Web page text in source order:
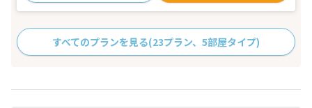
すべてのプランを見る(23プラン、5部屋タイプ)